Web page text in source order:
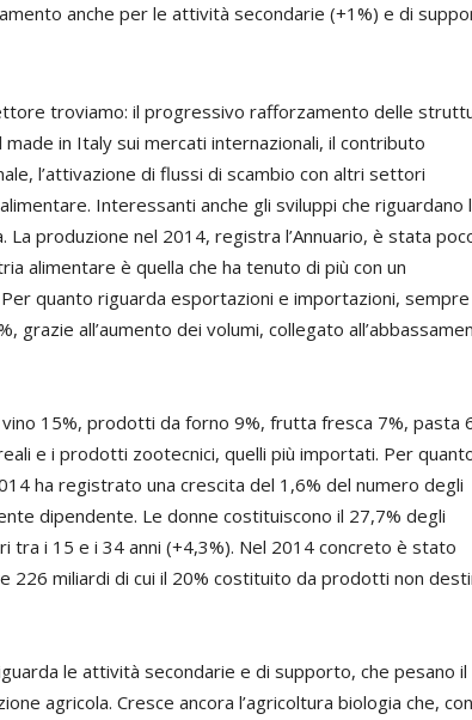
anche per le attività secondarie (+1%) e di
troviamo: il progressivo rafforzamento delle
in Italy sui mercati internazionali, il contributo
l’attivazione di flussi di scambio con altri settori
Interessanti anche gli sviluppi che riguardano
La produzione nel 2014, registra l’Annuario, è stata
alimentare è quella che ha tenuto di più con un
quanto riguarda esportazioni e importazioni, sempre
grazie all’aumento dei volumi, collegato
15%, prodotti da forno 9%, frutta fresca 7%, pasta
e i prodotti zootecnici, quelli più importati. Per
ha registrato una crescita del 1,6% del numero degli
dipendente. Le donne costituiscono il 27,7% degli
tra i 15 e i 34 anni (+4,3%). Nel 2014 concreto è stato
226 miliardi di cui il 20% costituito da prodotti non
le attività secondarie e di supporto, che pesano il
agricola. Cresce ancora l’agricoltura biologia che, con